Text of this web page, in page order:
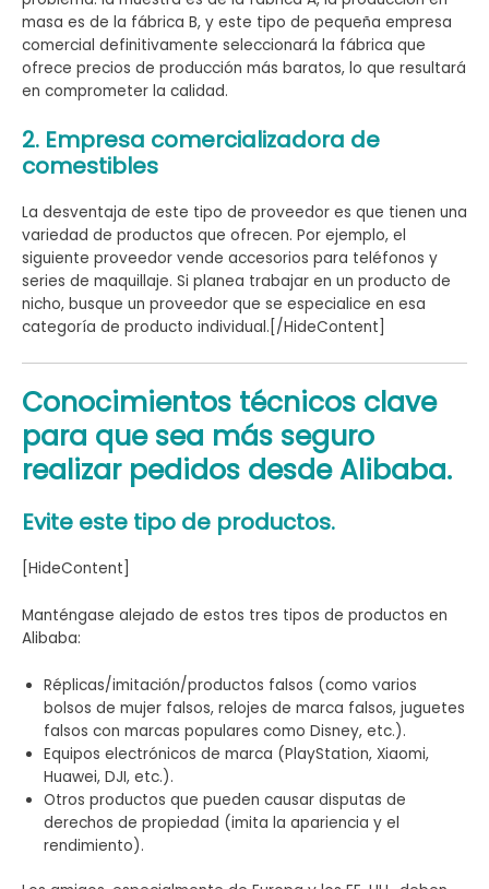
masa es de la fábrica B, y este tipo de pequeña empresa
comercial definitivamente seleccionará la fábrica que
ofrece precios de producción más baratos, lo que resultará
en comprometer la calidad.
2. Empresa comercializadora de
comestibles
La desventaja de este tipo de proveedor es que tienen una
variedad de productos que ofrecen. Por ejemplo, el
siguiente proveedor vende accesorios para teléfonos y
series de maquillaje. Si planea trabajar en un producto de
nicho, busque un proveedor que se especialice en esa
categoría de producto individual.[/HideContent]
Conocimientos técnicos clave
para que sea más seguro
realizar pedidos desde Alibaba.
Evite este tipo de productos.
[HideContent]
Manténgase alejado de estos tres tipos de productos en
Alibaba:
Réplicas/imitación/productos falsos (como varios
bolsos de mujer falsos, relojes de marca falsos, juguetes
falsos con marcas populares como Disney, etc.).
Equipos electrónicos de marca (PlayStation, Xiaomi,
Huawei, DJI, etc.).
Otros productos que pueden causar disputas de
derechos de propiedad (imita la apariencia y el
rendimiento).